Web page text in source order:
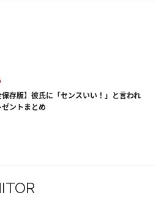
保存版】彼氏に「センスいい！」と言われ
ゼントまとめ